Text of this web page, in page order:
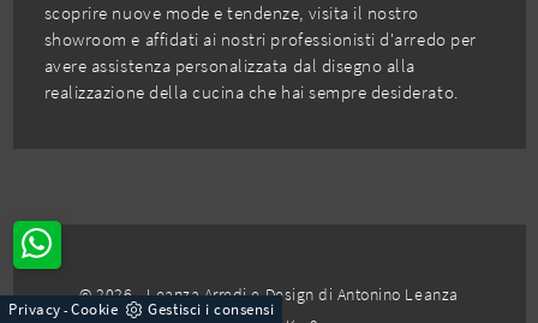
scoprire nuove mode e tendenze, visita il nostro
showroom e affidati ai nostri professionisti d'arredo per
avere assistenza personalizzata dal disegno alla
realizzazione della cucina che hai sempre desiderato.
© 2026 - Leanza Arredi e Design di Antonino Leanza
Privacy -Cookie Gestisci i consensi